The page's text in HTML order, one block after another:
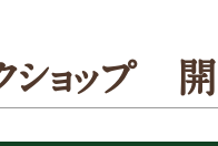
り
クショップ